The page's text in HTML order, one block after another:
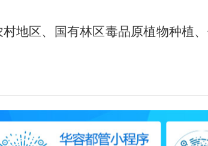
村地区、国有林区毒品原植物种植